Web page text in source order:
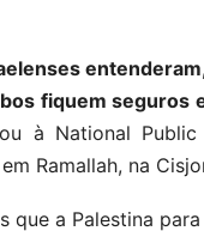
fiquem seguros
à National
Ramallah, na
que a Palestina